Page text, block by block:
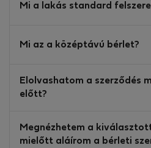
Mi a lakás standard
Mi az a középtávú bérlet?
Elolvashatom a szerződés
előtt?
Megnézhetem a
mielőtt aláírom a bérleti